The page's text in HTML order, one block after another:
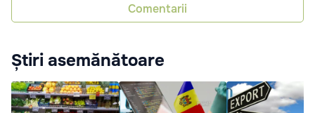
Comentarii
Știri asemănătoare